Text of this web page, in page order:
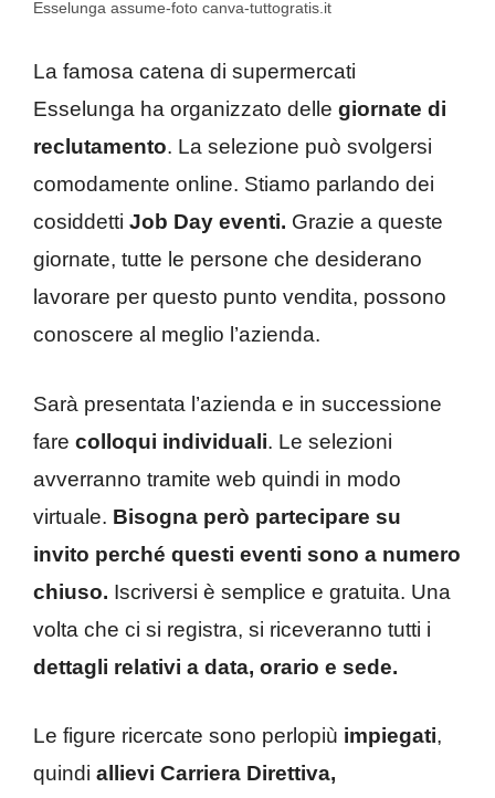
Esselunga assume-foto canva-tuttogratis.it
La famosa catena di supermercati
Esselunga ha organizzato delle giornate di
reclutamento. La selezione può svolgersi
comodamente online. Stiamo parlando dei
cosiddetti Job Day eventi. Grazie a queste
giornate, tutte le persone che desiderano
lavorare per questo punto vendita, possono
conoscere al meglio l’azienda.
Sarà presentata l’azienda e in successione
fare colloqui individuali. Le selezioni
avverranno tramite web quindi in modo
virtuale. Bisogna però partecipare su
invito perché questi eventi sono a numero
chiuso. Iscriversi è semplice e gratuita. Una
volta che ci si registra, si riceveranno tutti i
dettagli relativi a data, orario e sede.
Le figure ricercate sono perlopiù impiegati,
quindi allievi Carriera Direttiva,